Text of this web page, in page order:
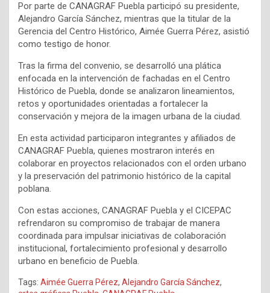
Por parte de CANAGRAF Puebla participó su presidente,
Alejandro García Sánchez, mientras que la titular de la
Gerencia del Centro Histórico, Aimée Guerra Pérez, asistió
como testigo de honor.
Tras la firma del convenio, se desarrolló una plática
enfocada en la intervención de fachadas en el Centro
Histórico de Puebla, donde se analizaron lineamientos,
retos y oportunidades orientadas a fortalecer la
conservación y mejora de la imagen urbana de la ciudad.
En esta actividad participaron integrantes y afiliados de
CANAGRAF Puebla, quienes mostraron interés en
colaborar en proyectos relacionados con el orden urbano
y la preservación del patrimonio histórico de la capital
poblana.
Con estas acciones, CANAGRAF Puebla y el CICEPAC
refrendaron su compromiso de trabajar de manera
coordinada para impulsar iniciativas de colaboración
institucional, fortalecimiento profesional y desarrollo
urbano en beneficio de Puebla.
Tags: Aimée Guerra Pérez, Alejandro García Sánchez,